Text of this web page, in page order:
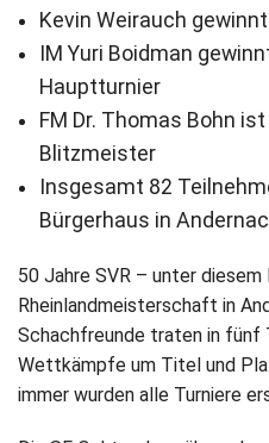
Datenschutz
Kevin Weirauch
IM Yuri Boidman
Hauptturnier
FM Dr. Thomas Bohn
Blitzmeister
Insgesamt 82
Bürgerhaus in
50 Jahre SVR – unter
Rheinlandmeisterschaft in
Schachfreunde traten in fünf
Wettkämpfe um Titel und
immer wurden alle Turniere